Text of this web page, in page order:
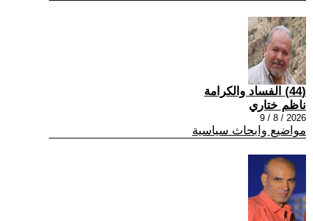
(44) الفساد والكرامة
ناظم ختاري
2026 / 8 / 9
مواضيع وابحاث سياسية